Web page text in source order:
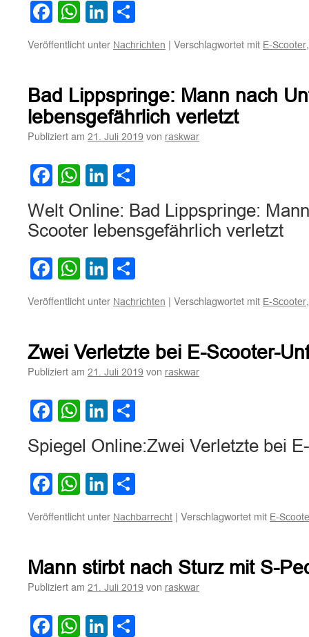
Facebook
WhatsApp
LinkedIn
Veröffentlicht unter Nachrichten | Verschlagwortet mit E-Scooter
Bad Lippspringe: Mann nach
lebensgefährlich verletzt
Publiziert am 21. Juli 2019 von raskwar
Facebook
WhatsApp
LinkedIn
Welt Online: Bad Lippspringe:
Scooter lebensgefährlich verletzt
Facebook
WhatsApp
LinkedIn
Veröffentlicht unter Nachrichten | Verschlagwortet mit E-Scooter
Zwei Verletzte bei E-Scooter-
Publiziert am 21. Juli 2019 von raskwar
Facebook
WhatsApp
LinkedIn
Spiegel Online:Zwei Verletzte bei
Facebook
WhatsApp
LinkedIn
Veröffentlicht unter Nachbarrecht | Verschlagwortet mit E-
Mann stirbt nach Sturz mit S-
Publiziert am 21. Juli 2019 von raskwar
Facebook
WhatsApp
LinkedIn